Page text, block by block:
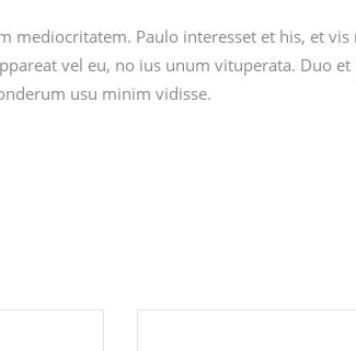
mediocritatem. Paulo interesset et his, et
vel eu, no ius unum vituperata. Duo
usu minim vidisse.